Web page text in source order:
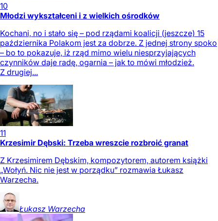
10
Młodzi wykształceni i z wielkich ośrodków
Kochani, no i stało się – pod rządami koalicji (jeszcze) 15
października Polakom jest za dobrze. Z jednej strony spoko
– bo to pokazuje, iż rząd mimo wielu niesprzyjających
czynników daje radę, ogarnia – jak to mówi młodzież.
Z drugiej...
11
Krzesimir Dębski: Trzeba wreszcie rozbroić granat
Z Krzesimirem Dębskim, kompozytorem, autorem książki
„Wołyń. Nic nie jest w porządku” rozmawia Łukasz
Warzecha.
Łukasz Warzecha